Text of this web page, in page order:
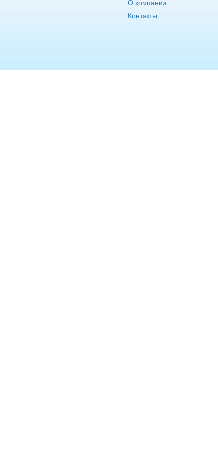
О компании
Контакты